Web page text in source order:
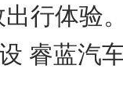
行体验